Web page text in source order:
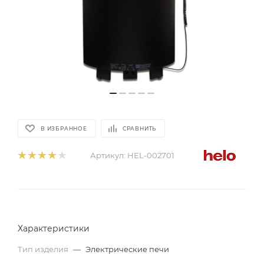
В ИЗБРАННОЕ СРАВНИТЬ
Артикул: HEL-002701
Характеристики
Тип изделия — Электрические печи